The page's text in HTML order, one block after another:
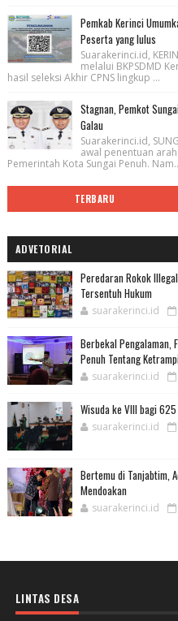
Pemkab Kerinci
Peserta yang lulus
Suarakerinci.id,
melalui BKPSDMD
hasil seleksi Akhir CPNS lingkup ...
Stagnan, Pemkot
Galau
Suarakerinci.id,
awal penentuan
Pemerintah Kota Sungai Penuh.
TERBARU
ADVETORIAL
Peredaran Rokok
Tersentuh Hukum
suarakerinci.id
Berbekal Pengalaman,
Penuh Tentang
suarakerinci.id
Wisuda ke VIII bagi
suarakerinci.id
Bertemu di Tanjabtim,
Mendoakan
suarakerinci.id
LINTAS DESA